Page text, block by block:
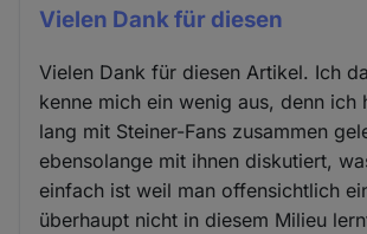
Vielen Dank für diesen
Vielen Dank für diesen Artikel. Ich
kenne mich ein wenig aus, denn ich
lang mit Steiner-Fans zusammen
ebensolange mit ihnen diskutiert,
einfach ist weil man offensichtlich
überhaupt nicht in diesem Milieu